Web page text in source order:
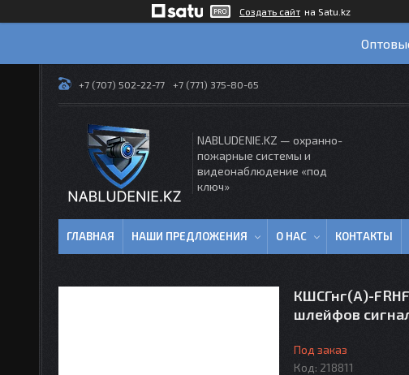
Создать сайт на Satu.kz
+7 (707) 502-22-77 +7 (771) 375-80-65
NABLUDENIE.KZ — охранно-
пожарные системы и
видеонаблюдение «под
ключ»
ГЛАВНАЯ НАШИ ПРЕДЛОЖЕНИЯ О НАС КОНТАКТЫ
КШСГнг(А)-
шлейфов
Под заказ
Код: 218811